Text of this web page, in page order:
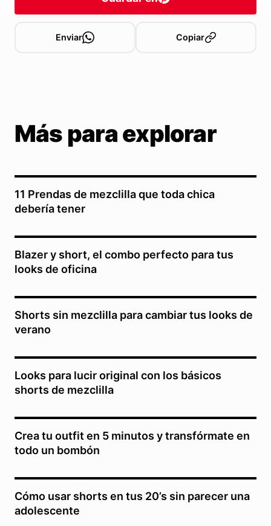
Enviar Copiar
Más para explorar
11 Prendas de mezclilla que toda chica
debería tener
Blazer y short, el combo perfecto para tus
looks de oficina
Shorts sin mezclilla para cambiar tus looks de
verano
Looks para lucir original con los básicos
shorts de mezclilla
Crea tu outfit en 5 minutos y transfórmate en
todo un bombón
Cómo usar shorts en tus 20’s sin parecer una
adolescente